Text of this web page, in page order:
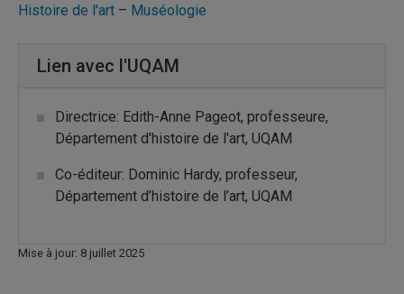
Histoire de l'art – Muséologie
Lien avec l'UQAM
Directrice: Edith-Anne Pageot, professeure,
Département d'histoire de l'art, UQAM
Co-éditeur: Dominic Hardy, professeur,
Département d’histoire de l’art, UQAM
Mise à jour: 8 juillet 2025